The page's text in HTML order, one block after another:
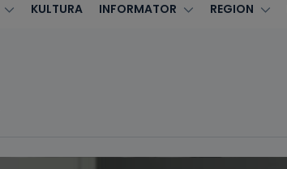
KULTURA INFORMATOR REGION